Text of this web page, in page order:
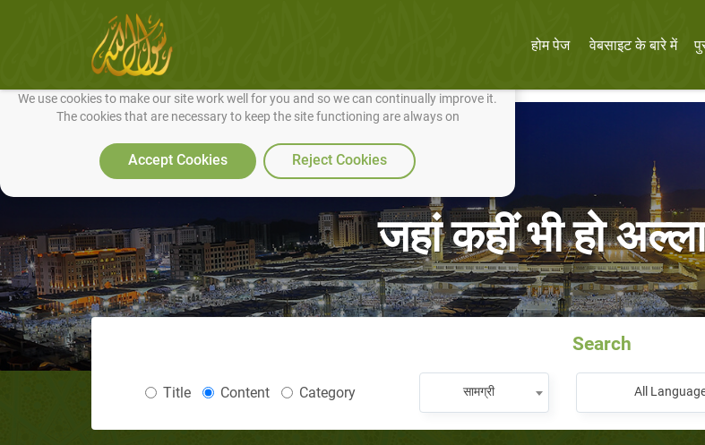
We use cookies to make our site work well for you and so we can continually improve it.
The cookies that are necessary to keep the site functioning are always on
Accept Cookies Reject Cookies
होम पेज वेबसाइट के बारे में
जहां कहीं भी हो
Search
Title Content Category सामग्री All